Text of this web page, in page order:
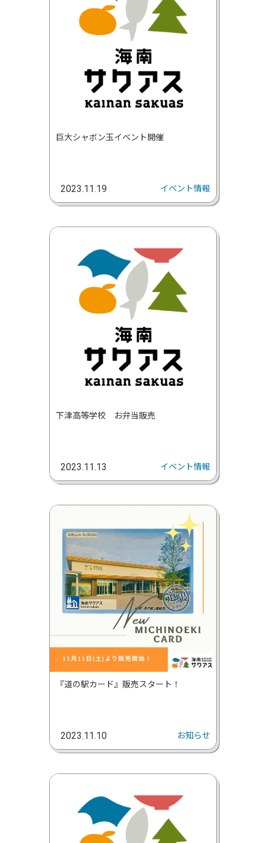
巨大シャボン玉イベント開催
2023.11.19 イベント情報
下津高等学校 お弁当販売
2023.11.13 イベント情報
『道の駅カード』販売スタート！
2023.11.10 お知らせ